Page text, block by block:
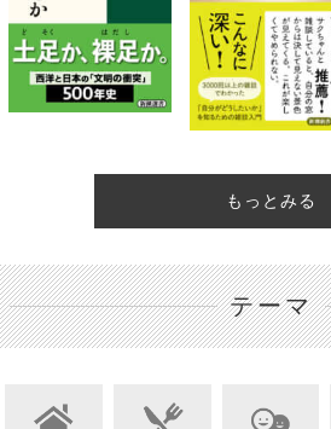
もっとみる
テーマ